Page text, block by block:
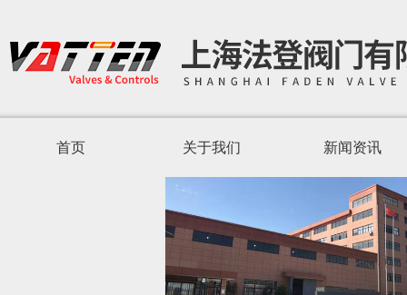
首页 关于我们 新闻资讯